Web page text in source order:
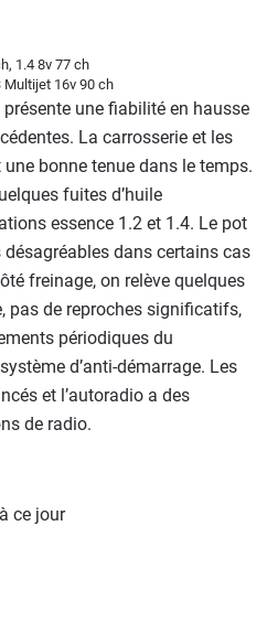
1.4 8v 77 ch
Multijet 16v 90 ch
une fiabilité en hausse
La carrosserie et les
bonne tenue dans le temps.
fuites d’huile
essence 1.2 et 1.4. Le pot
dans certains cas
freinage, on relève quelques
pas de reproches significatifs,
périodiques du
d’anti-démarrage. Les
et l’autoradio a des
de radio.
ce jour